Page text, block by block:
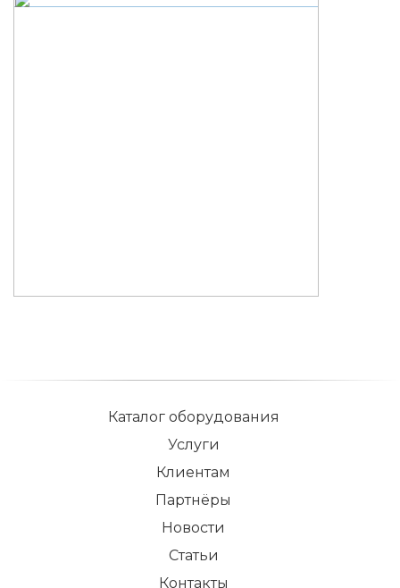
Каталог оборудования
Услуги
Клиентам
Партнёры
Новости
Статьи
Контакты